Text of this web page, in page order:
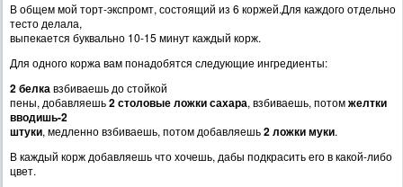
В общем мой торт-экспромт, состоящий из 6 коржей.Для каждого отдельно
тесто делала,
выпекается буквально 10-15 минут каждый корж.
Для одного коржа вам понадобятся следующие ингредиенты:
2 белкавзбиваешь до стойкой
пены, добавляешь2 столовые ложки сахара, взбиваешь, потомжелтки
вводишь-2
штуки, медленно взбиваешь, потом добавляешь2 ложки муки.
В каждый корж добавляешь что хочешь, дабы подкрасить его в какой-либо
цвет.